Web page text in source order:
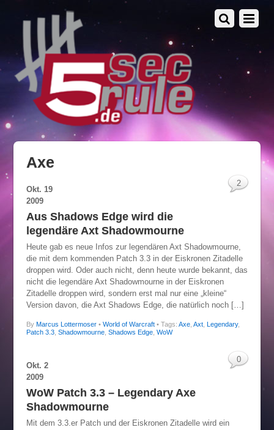
Axe
Okt. 19
2009
Aus Shadows Edge wird die
legendäre Axt Shadowmourne
Heute gab es neue Infos zur legendären Axt Shadowmourne,
die mit dem kommenden Patch 3.3 in der Eiskronen Zitadelle
droppen wird. Oder auch nicht, denn heute wurde bekannt, das
nicht die legendäre Axt Shadowmourne in der Eiskronen
Zitadelle droppen wird, sondern erst mal nur eine „kleine“
Version davon, die Axt Shadows Edge, die natürlich noch […]
By Marcus Lottermoser• World of Warcraft
2
• Tags: Axe, Axt, Legendary,
Patch 3.3, Shadowmourne, Shadows Edge, WoW
Okt. 2
2009
WoW Patch 3.3 – Legendary Axe
Shadowmourne
Mit dem 3.3.er Patch und der Eiskronen Zitadelle wird ein
0